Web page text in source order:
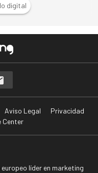
digital
Aviso Legal
Privacidad
Center
líder en marketing